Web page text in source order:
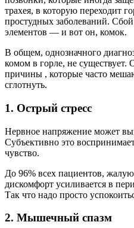
трахея, в которую переходит
простудных заболеваний.
элементов — и вот он, комок.
В общем, однозначного
комом в горле, не
причины , которые часто
сглотнуть.
1. Острый стресс
Нервное напряжение может
Субъективно это
чувство.
До 96% всех пациентов,
дискомфорт усиливается в
Так что надо просто
2. Мышечный спазм